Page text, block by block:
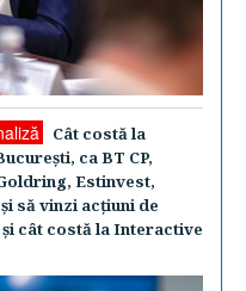
Cât costă la
ca BT CP,
Estinvest,
să vinzi acţiuni de
şi cât costă la Interactive